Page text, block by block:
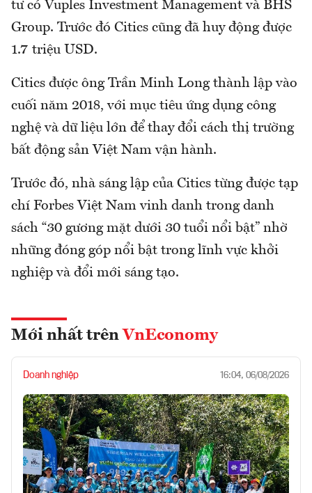
tư có Vuples Investment Management và BHS
Group. Trước đó Citics cũng đã huy động được
1.7 triệu USD.
Citics được ông Trần Minh Long thành lập vào
cuối năm 2018, với mục tiêu ứng dụng công
nghệ và dữ liệu lớn để thay đổi cách thị trường
bất động sản Việt Nam vận hành.
Trước đó, nhà sáng lập của Citics từng được tạp
chí Forbes Việt Nam vinh danh trong danh
sách “30 gương mặt dưới 30 tuổi nổi bật” nhờ
những đóng góp nổi bật trong lĩnh vực khởi
nghiệp và đổi mới sáng tạo.
Mới nhất trên VnEconomy
Doanh nghiệp 16:04, 06/08/2026